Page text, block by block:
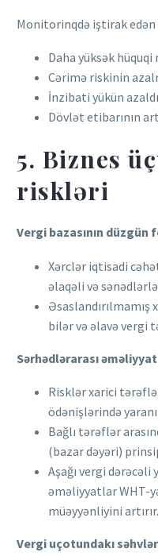
Monitorinqdə iştirak
Daha yüksək
Cərimə riskinin
İnzibati yükün
Dövlət etibarının
5. Biznes
riskləri
Vergi bazasının düzgün
Xərclər iqtisadi
əlaqəli və
Əsaslandırılmamış
bilər və əlavə vergi
Sərhədlərarası
Risklər xarici
ödənişlərində
Bağlı tərəflər
(bazar dəyəri)
Aşağı vergi
əməliyyatlar WHT-
müəyyənliyini artırır.
Vergi uçotundakı